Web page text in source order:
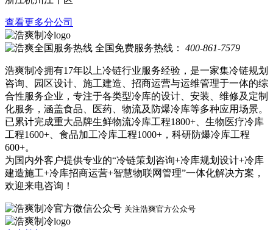
查看更多分公司
全国免费服务热线： 400-861-7579
浩爽制冷拥有17年以上冷链行业服务经验，是一家集冷链规划
咨询、园区设计、施工建造、招商运营与运维管理于一体的综
合性服务企业，专注于各类型冷库的设计、安装、维修及定制
化服务，涵盖食品、医药、物流及防爆冷库等多种应用场景。
已累计完成重大品牌生鲜物流冷库工程1800+、生物医疗冷库
工程1600+、食品加工冷库工程1000+，科研防爆冷库工程
600+。
为国内外客户提供专业的“冷链策划咨询+冷库规划设计+冷库
建造施工+冷库招商运营+智慧物联网管理”一体化解决方案，
欢迎来电咨询！
关注浩爽官方公众号